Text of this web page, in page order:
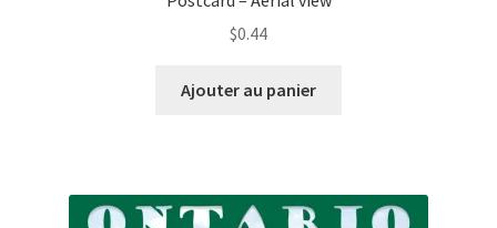
$0.44
Ajouter au panier